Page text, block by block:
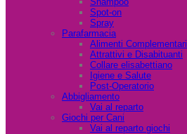
Spot-on
Spray
Parafarmacia
Alimenti Complementari
Attrattivi e Disabituanti
Collare elisabettiano
Igiene e Salute
Post-Operatorio
Abbigliamento
Vai al reparto
Giochi per Cani
Vai al reparto giochi